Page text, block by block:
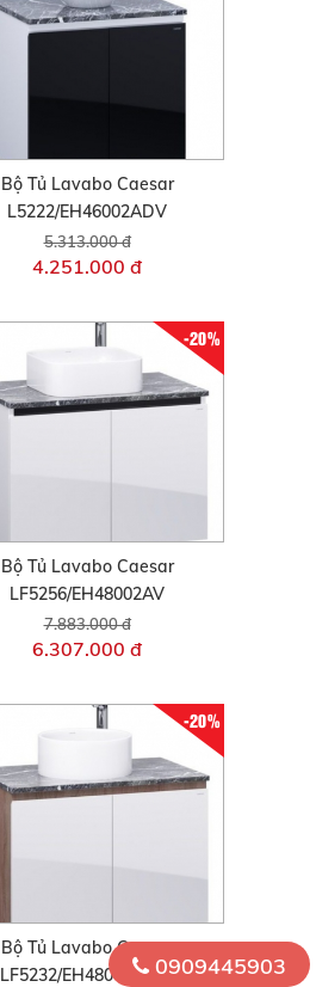
Bộ Tủ Lavabo Caesar
L5222/EH46002ADV
5.313.000 đ
4.251.000 đ
-20%
Bộ Tủ Lavabo Caesar
LF5256/EH48002AV
7.883.000 đ
6.307.000 đ
-20%
Bộ Tủ Lavabo Caesar
LF5232/EH48002AWV0909445903